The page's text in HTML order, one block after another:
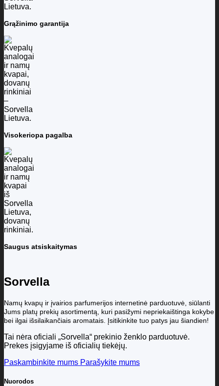
Grąžinimo garantija
Visokeriopa pagalba
Saugus atsiskaitymas
Sorvella
Namų kvapų ir įvairios parfumerijos internetinė parduotuvė, siūlanti
Jums platų prekių asortimentą, kuri pasižymi nepriekaištinga kokybe
bei ilgai išsilaikančiais aromatais. Įsitikinkite tuo patys jau šiandien!
Tai nėra oficiali „Sorvella“ prekinio ženklo parduotuvė.
Prekes įsigyjame iš oficialių tiekėjų.
Paskambinkite mums Parašykite mums
Nuorodos